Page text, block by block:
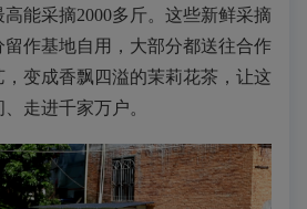
能采摘2000多斤。这些新鲜采摘
作基地自用，大部分都送往合作
变成香飘四溢的茉莉花茶，让这
走进千家万户。